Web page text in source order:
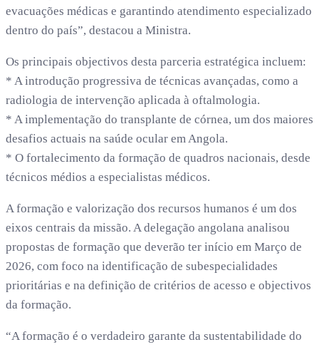
evacuações médicas e garantindo atendimento especializado
dentro do país”, destacou a Ministra.
Os principais objectivos desta parceria estratégica incluem:
* A introdução progressiva de técnicas avançadas, como a
radiologia de intervenção aplicada à oftalmologia.
* A implementação do transplante de córnea, um dos maiores
desafios actuais na saúde ocular em Angola.
* O fortalecimento da formação de quadros nacionais, desde
técnicos médios a especialistas médicos.
A formação e valorização dos recursos humanos é um dos
eixos centrais da missão. A delegação angolana analisou
propostas de formação que deverão ter início em Março de
2026, com foco na identificação de subespecialidades
prioritárias e na definição de critérios de acesso e objectivos
da formação.
“A formação é o verdadeiro garante da sustentabilidade do